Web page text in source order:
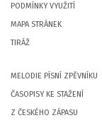
PODMÍNKY VYUŽITÍ
MAPA STRÁNEK
TIRÁŽ
MELODIE PÍSNÍ ZPĚVNÍKU
ČASOPISY KE STAŽENÍ
Z ČESKÉHO ZÁPASU